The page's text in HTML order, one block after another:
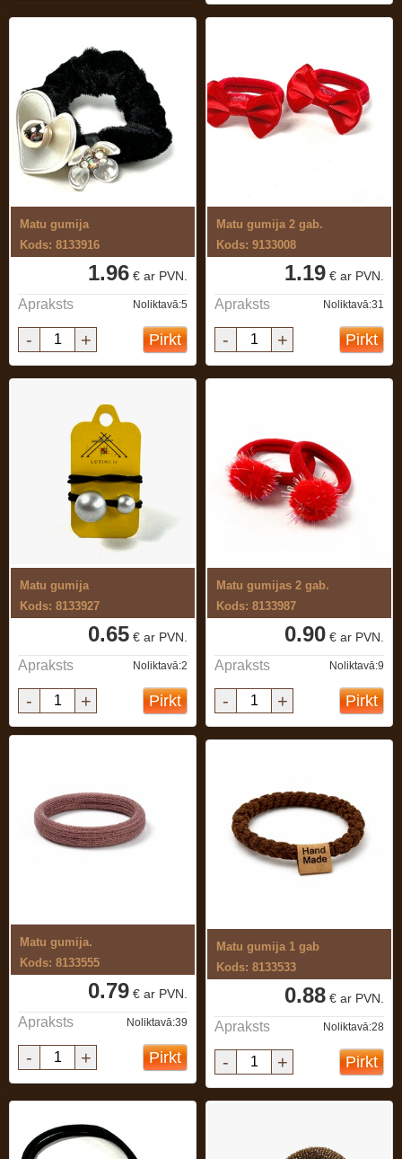
Matu gumija
Kods: 8133916
1.96 € ar PVN.
Apraksts Noliktavā:5
- + Pirkt
Matu gumija 2 gab.
Kods: 9133008
1.19 € ar PVN.
Apraksts Noliktavā:31
- + Pirkt
Matu gumija
Kods: 8133927
0.65 € ar PVN.
Apraksts Noliktavā:2
- + Pirkt
Matu gumijas 2 gab.
Kods: 8133987
0.90 € ar PVN.
Apraksts Noliktavā:9
- + Pirkt
Matu gumija.
Kods: 8133555
0.79 € ar PVN.
Apraksts Noliktavā:39
- + Pirkt
Matu gumija 1 gab
Kods: 8133533
0.88 € ar PVN.
Apraksts Noliktavā:28
- + Pirkt